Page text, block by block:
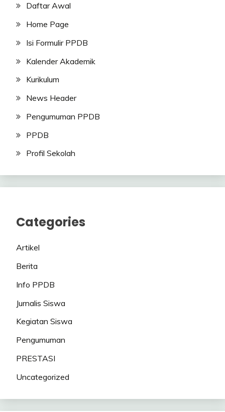
Daftar Awal
Home Page
Isi Formulir PPDB
Kalender Akademik
Kurikulum
News Header
Pengumuman PPDB
PPDB
Profil Sekolah
Categories
Artikel
Berita
Info PPDB
Jurnalis Siswa
Kegiatan Siswa
Pengumuman
PRESTASI
Uncategorized